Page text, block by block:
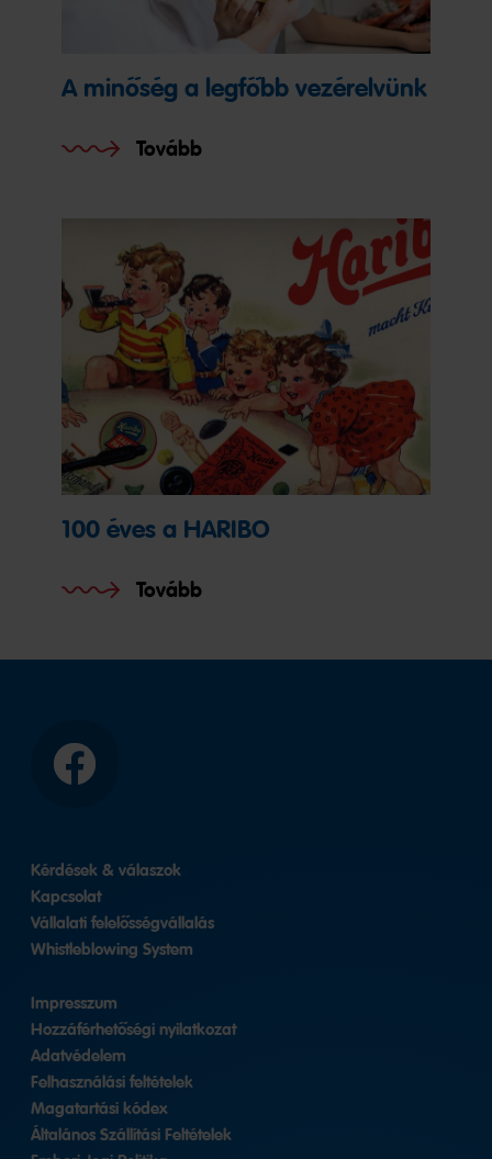
A minőség a legfőbb vezérelvünk
Tovább
100 éves a HARIBO
Tovább
Facebook
Kérdések & válaszok
Kapcsolat
Vállalati felelősségvállalás
Whistleblowing System
Impresszum
Hozzáférhetőségi nyilatkozat
Adatvédelem
Felhasználási feltételek
Magatartási kódex
Általános Szállítási Feltételek